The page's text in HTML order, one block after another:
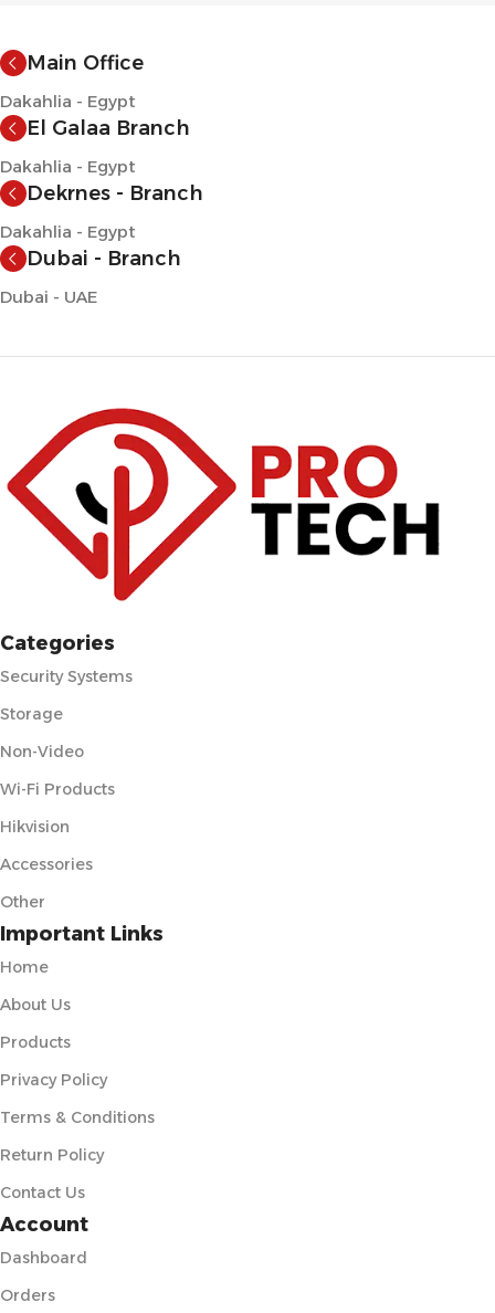
Main Office
Dakahlia - Egypt
El Galaa Branch
Dakahlia - Egypt
Dekrnes - Branch
Dakahlia - Egypt
Dubai - Branch
Dubai - UAE
Categories
Security Systems
Storage
Non-Video
Wi-Fi Products
Hikvision
Accessories
Other
Important Links
Home
About Us
Products
Privacy Policy
Terms & Conditions
Return Policy
Contact Us
Account
Dashboard
Orders